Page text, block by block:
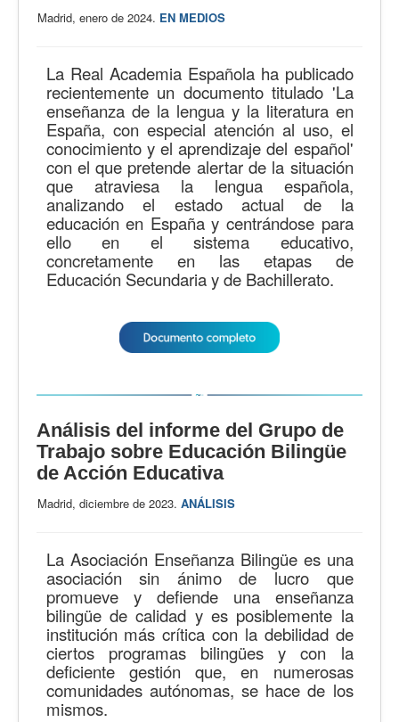
Madrid, enero de 2024. EN MEDIOS
La Real Academia Española ha publicado
recientemente un documento titulado 'La
enseñanza de la lengua y la literatura en
España, con especial atención al uso, el
conocimiento y el aprendizaje del español'
con el que pretende alertar de la situación
que atraviesa la lengua española,
analizando el estado actual de la
educación en España y centrándose para
ello en el sistema educativo,
concretamente en las etapas de
Educación Secundaria y de Bachillerato.
Análisis del informe del Grupo de
Trabajo sobre Educación Bilingüe
de Acción Educativa
Madrid, diciembre de 2023. ANÁLISIS
La Asociación Enseñanza Bilingüe es una
asociación sin ánimo de lucro que
promueve y defiende una enseñanza
bilingüe de calidad y es posiblemente la
institución más crítica con la debilidad de
ciertos programas bilingües y con la
deficiente gestión que, en numerosas
comunidades autónomas, se hace de los
mismos.